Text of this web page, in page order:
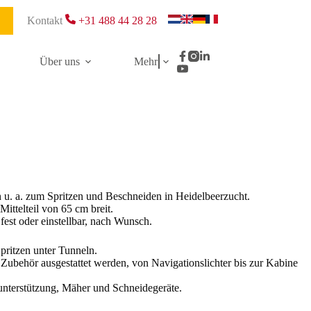
Kontakt +31 488 44 28 28
Über uns Mehr
a. zum Spritzen und Beschneiden in Heidelbeerzucht.
von 65 cm breit.
oder einstellbar, nach Wunsch.
unter Tunneln.
ausgestattet werden, von Navigationslichter bis zur Kabine
Mäher und Schneidegeräte.